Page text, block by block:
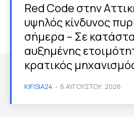
Red Code στην
υψηλός κίνδυνος
σήμερα – Σε
αυξημένης
κρατικός
KIFISIA24 - 6 ΑΥΓΟΎΣΤΟΥ, 2026